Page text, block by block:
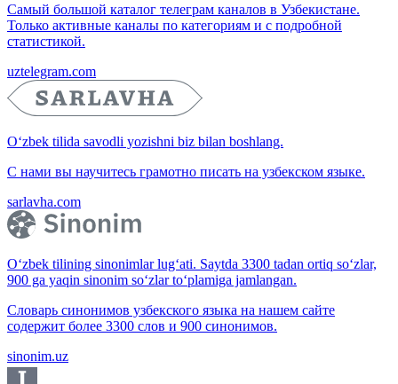
Самый большой каталог телеграм каналов в Узбекистане.
Только активные каналы по категориям и с подробной
статистикой.
uztelegram.com
O‘zbek tilida savodli yozishni biz bilan boshlang.
С нами вы научитесь грамотно писать на узбекском языке.
sarlavha.com
O‘zbek tilining sinonimlar lug‘ati. Saytda 3300 tadan ortiq so‘zlar,
900 ga yaqin sinonim so‘zlar to‘plamiga jamlangan.
Словарь синонимов узбекского языка на нашем сайте
содержит более 3300 слов и 900 синонимов.
sinonim.uz